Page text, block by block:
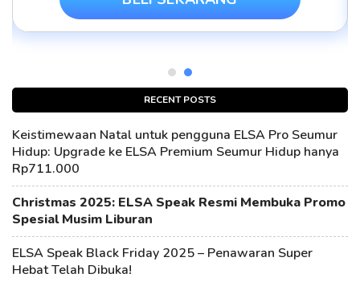
RECENT POSTS
Keistimewaan Natal untuk pengguna ELSA Pro Seumur
Hidup: Upgrade ke ELSA Premium Seumur Hidup hanya
Rp711.000
Christmas 2025: ELSA Speak Resmi Membuka Promo
Spesial Musim Liburan
ELSA Speak Black Friday 2025 – Penawaran Super
Hebat Telah Dibuka!